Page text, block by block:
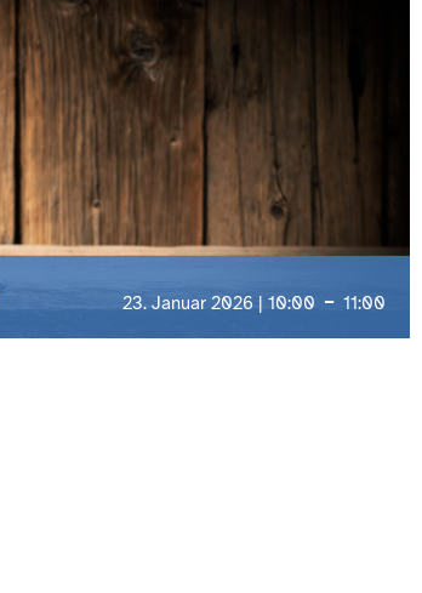
23. Januar 2026 | 10:00 -11:00